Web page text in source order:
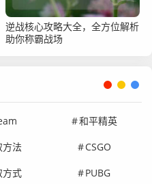
逆战核心攻略大全，全方位解析
助你称霸战场
和平精英
方法
CSGO
方式 PUBG